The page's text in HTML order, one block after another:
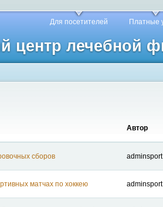
центр лечебной
Для посетителей Платные
Автор
сборов adminsport
матчах по хоккею adminsport